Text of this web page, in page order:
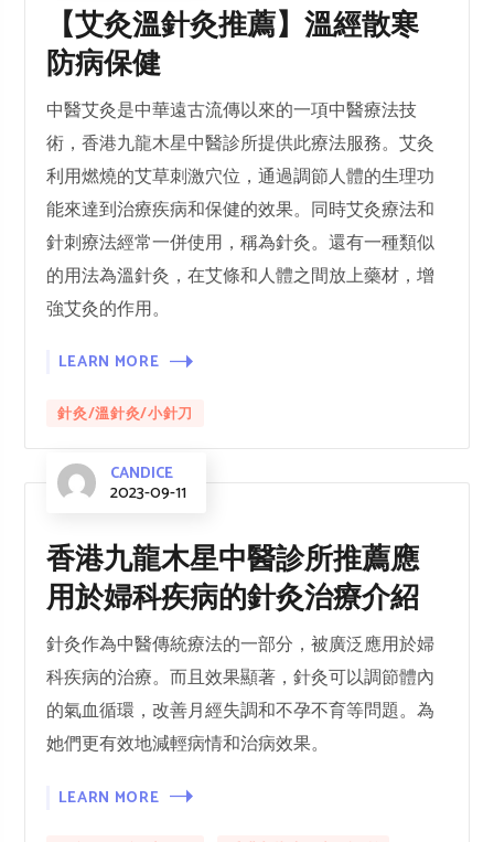
【艾灸溫針灸推薦】溫經散寒
防病保健
中醫艾灸是中華遠古流傳以來的一項中醫療法技
術，香港九龍木星中醫診所提供此療法服務。艾灸
利用燃燒的艾草刺激穴位，通過調節人體的生理功
能來達到治療疾病和保健的效果。同時艾灸療法和
針刺療法經常一併使用，稱為針灸。還有一種類似
的用法為溫針灸，在艾條和人體之間放上藥材，增
強艾灸的作用。
LEARN MORE
針灸/溫針灸/小針刀
CANDICE
2023-09-11
香港九龍木星中醫診所推薦應
用於婦科疾病的針灸治療介紹
針灸作為中醫傳統療法的一部分，被廣泛應用於婦
科疾病的治療。而且效果顯著，針灸可以調節體內
的氣血循環，改善月經失調和不孕不育等問題。為
她們更有效地減輕病情和治病效果。
LEARN MORE